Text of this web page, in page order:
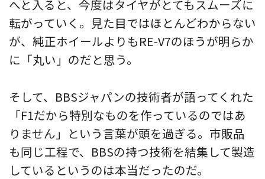
へと入ると、今度はタイヤがとてもスムーズに
転がっていく。見た目ではほとんどわからない
が、純正ホイールよりもRE-V7のほうが明らか
に「丸い」のだと思う。
そして、BBSジャパンの技術者が語ってくれた
「F1だから特別なものを作っているのではあ
りません」という言葉が頭を過ぎる。市販品
も同じ工程で、BBSの持つ技術を結集して製造
しているというのは本当だったのだ。